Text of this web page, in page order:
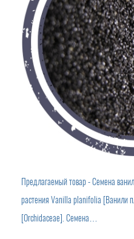
Предлагаемый товар - Семена
растения Vanilla planifolia [Ванили
[Orchidaceae]. Семена…